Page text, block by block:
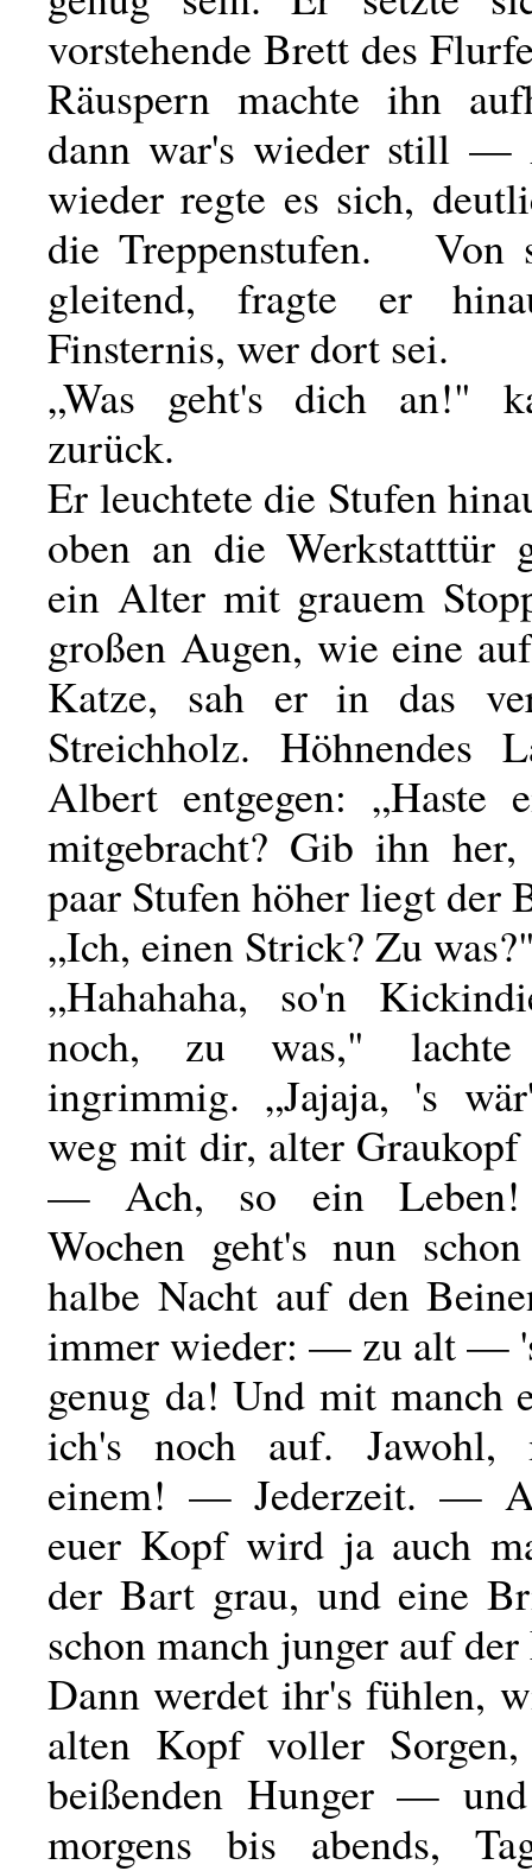
vorstehende Brett des
Räuspern machte ihn
dann war's wieder still —
wieder regte es sich,
die Treppenstufen. Von
gleitend, fragte er
Finsternis, wer dort sei.
„Was geht's dich an!"
zurück.
Er leuchtete die Stufen
oben an die Werkstatttür
ein Alter mit grauem
großen Augen, wie eine
Katze, sah er in das
Streichholz. Höhnendes
Albert entgegen: „Haste
mitgebracht? Gib ihn
paar Stufen höher liegt der
„Ich, einen Strick? Zu
„Hahahaha, so'n
noch, zu was,"
ingrimmig. „Jajaja, 's
weg mit dir, alter
— Ach, so ein
Wochen geht's nun
halbe Nacht auf den
immer wieder: — zu alt —
genug da! Und mit manch
ich's noch auf. Jawohl,
einem! — Jederzeit. —
euer Kopf wird ja auch
der Bart grau, und eine
schon manch junger auf der
Dann werdet ihr's fühlen,
alten Kopf voller
beißenden Hunger —
morgens bis abends,